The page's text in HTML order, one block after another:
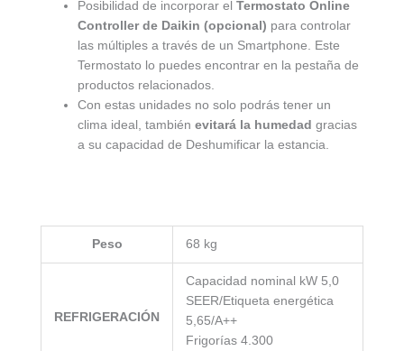
Posibilidad de incorporar el Termostato Online
Controller de Daikin (opcional) para controlar
las múltiples a través de un Smartphone. Este
Termostato lo puedes encontrar en la pestaña de
productos relacionados.
Con estas unidades no solo podrás tener un
clima ideal, tambiénevitará la humedad gracias
a su capacidad de Deshumificar la estancia.
Peso 68 kg
REFRIGERACIÓN
Capacidad nominal kW 5,0
SEER/Etiqueta energética
5,65/A++
Frigorías 4.300